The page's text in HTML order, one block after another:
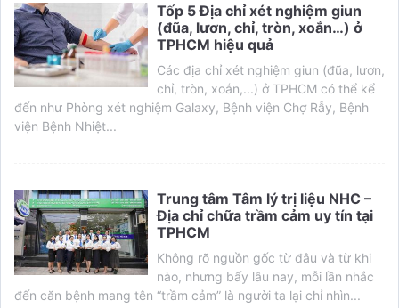
Tốp 5 Địa chỉ xét nghiệm giun
(đũa, lươn, chỉ, tròn, xoắn…) ở
TPHCM hiệu quả
Các địa chỉ xét nghiệm giun (đũa, lươn,
chỉ, tròn, xoắn,...) ở TPHCM có thể kể
đến như Phòng xét nghiệm Galaxy, Bệnh viện Chợ Rẫy, Bệnh
viện Bệnh Nhiệt...
Trung tâm Tâm lý trị liệu NHC –
Địa chỉ chữa trầm cảm uy tín tại
TPHCM
Không rõ nguồn gốc từ đâu và từ khi
nào, nhưng bấy lâu nay, mỗi lần nhắc
đến căn bệnh mang tên “trầm cảm” là người ta lại chỉ nhìn...